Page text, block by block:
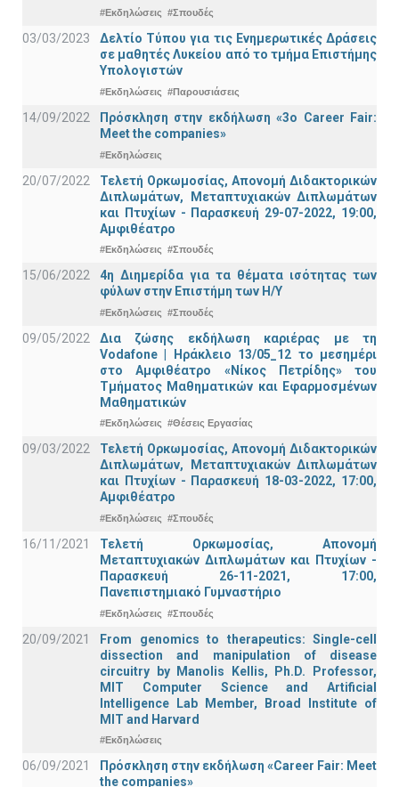
#Εκδηλώσεις #Σπουδές
03/03/2023
Δελτίο Τύπου για τις Ενημερωτικές Δράσεις
σε μαθητές Λυκείου από το τμήμα Επιστήμης
Υπολογιστών
#Εκδηλώσεις #Παρουσιάσεις
14/09/2022
Πρόσκληση στην εκδήλωση «3ο Career Fair:
Meet the companies»
#Εκδηλώσεις
20/07/2022
Τελετή Ορκωμοσίας, Απονομή Διδακτορικών
Διπλωμάτων, Μεταπτυχιακών Διπλωμάτων
και Πτυχίων - Παρασκευή 29-07-2022, 19:00,
Αμφιθέατρο
#Εκδηλώσεις #Σπουδές
15/06/2022
4η Διημερίδα για τα θέματα ισότητας των
φύλων στην Επιστήμη των Η/Υ
#Εκδηλώσεις #Σπουδές
09/05/2022
Δια ζώσης εκδήλωση καριέρας με τη
Vodafone | Ηράκλειο 13/05_12 το μεσημέρι
στο Αμφιθέατρο «Νίκος Πετρίδης» του
Τμήματος Μαθηματικών και Εφαρμοσμένων
Μαθηματικών
#Εκδηλώσεις #Θέσεις Εργασίας
09/03/2022
Τελετή Ορκωμοσίας, Απονομή Διδακτορικών
Διπλωμάτων, Μεταπτυχιακών Διπλωμάτων
και Πτυχίων - Παρασκευή 18-03-2022, 17:00,
Αμφιθέατρο
#Εκδηλώσεις #Σπουδές
16/11/2021
Τελετή Ορκωμοσίας, Απονομή
Μεταπτυχιακών Διπλωμάτων και Πτυχίων -
Παρασκευή 26-11-2021, 17:00,
Πανεπιστημιακό Γυμναστήριο
#Εκδηλώσεις #Σπουδές
20/09/2021
From genomics to therapeutics: Single-cell
dissection and manipulation of disease
circuitry by Manolis Kellis, Ph.D. Professor,
MIT Computer Science and Artificial
Intelligence Lab Member, Broad Institute of
MIT and Harvard
#Εκδηλώσεις
06/09/2021
Πρόσκληση στην εκδήλωση «Career Fair: Meet
the companies»